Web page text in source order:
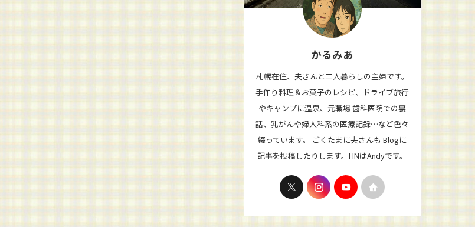
かるみあ
札幌在住、夫さんと二人暮らしの主婦です。
手作り料理＆お菓子のレシピ、ドライブ旅行
やキャンプに温泉、元職場 歯科医院での裏
話、乳がんや婦人科系の医療記録…など色々
綴っています。 ごくたまに夫さんも Blogに
記事を投稿したりします。HNはAndyです。